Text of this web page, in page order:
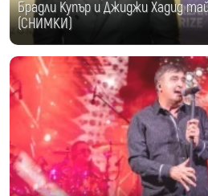
Брадли Купър и Джиджи Хадид
(СНИМКИ)